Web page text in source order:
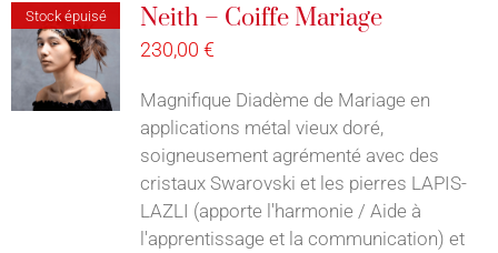
Stock épuisé Neith – Coiffe Mariage
230,00 €
Magnifique Diadème de Mariage en
applications métal vieux doré,
soigneusement agrémenté avec des
cristaux Swarovski et les pierres LAPIS-
LAZLI (apporte l'harmonie / Aide à
l'apprentissage et la communication) et